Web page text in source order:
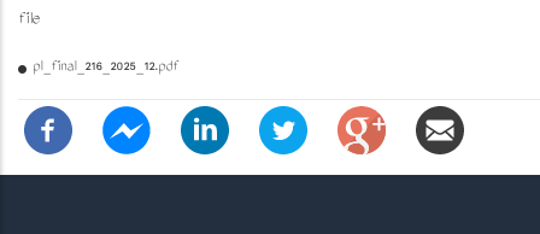
file
pl_final_216_2025_12.pdf